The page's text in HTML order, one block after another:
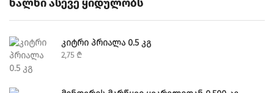
Ხალხი Ასევე Ყიდულობს
ᲙᲘᲢᲠᲘ ᲞᲠᲘᲐᲚᲐ 0.5 ᲙᲒ
2,75 ₾